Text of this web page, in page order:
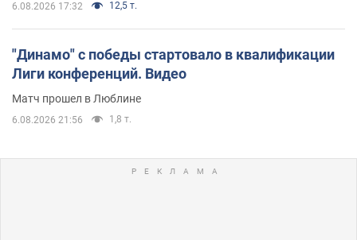
6.08.2026 17:32 12,5 т.
"Динамо" с победы стартовало в квалификации
Лиги конференций. Видео
Матч прошел в Люблине
6.08.2026 21:56 1,8 т.